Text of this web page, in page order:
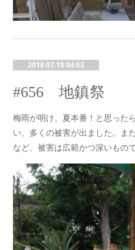
2018.07.10 04:53
#656 地鎮祭
梅雨が明け、夏本番！と思った
い、多くの被害が出ました。ま
など、被害は広範かつ深いもの